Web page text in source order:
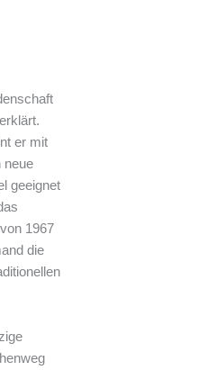
er mit
neue
geeignet
1967
die